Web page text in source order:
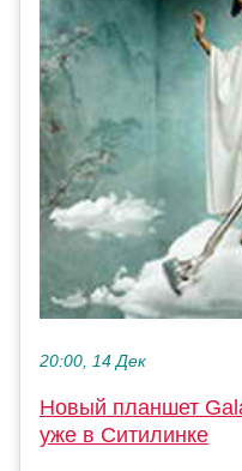
20:00, 14 Дек
Новый планшет
уже в Ситилинке